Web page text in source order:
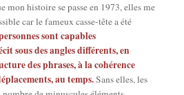
mon his­toire se passe en 1973, elles me
car le fameux casse-tête a été
sont capables
sous des angles dif­fé­rents, en
des phrases, à la cohé­rence
au temps.Sans elles, les